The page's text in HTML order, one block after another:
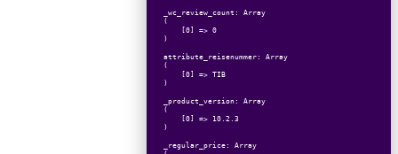
_wc_review_count: Array
(
    [0] => 0
)
attribute_reisenummer: Array
(
    [0] => TIB
)
_product_version: Array
(
    [0] => 10.2.3
)
_regular_price: Array